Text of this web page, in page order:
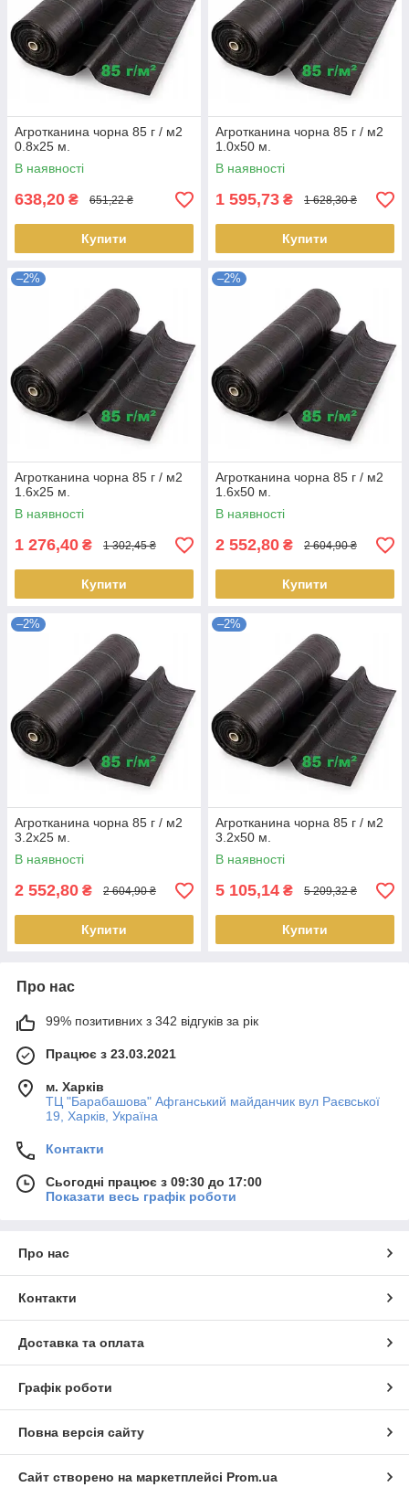
Агротканина чорна 85 г / м2
0.8х25 м.
В наявності
638,20 ₴ 651,22 ₴
Купити
Агротканина чорна 85 г / м2
1.0х50 м.
В наявності
1 595,73 ₴ 1 628,30 ₴
Купити
–2%
Агротканина чорна 85 г / м2
1.6х25 м.
В наявності
1 276,40 ₴ 1 302,45 ₴
Купити
–2%
Агротканина чорна 85 г / м2
1.6х50 м.
В наявності
2 552,80 ₴ 2 604,90 ₴
Купити
–2%
Агротканина чорна 85 г / м2
3.2х25 м.
В наявності
2 552,80 ₴ 2 604,90 ₴
Купити
–2%
Агротканина чорна 85 г / м2
3.2х50 м.
В наявності
5 105,14 ₴ 5 209,32 ₴
Купити
Про нас
99% позитивних з 342 відгуків за рік
Працює з 23.03.2021
м. Харків
ТЦ "Барабашова" Афганський майданчик вул Раєвської
19, Харків, Україна
Контакти
Сьогодні працює з 09:30 до 17:00
Показати весь графік роботи
Про нас
Контакти
Доставка та оплата
Графік роботи
Повна версія сайту
Сайт створено на маркетплейсі Prom.ua